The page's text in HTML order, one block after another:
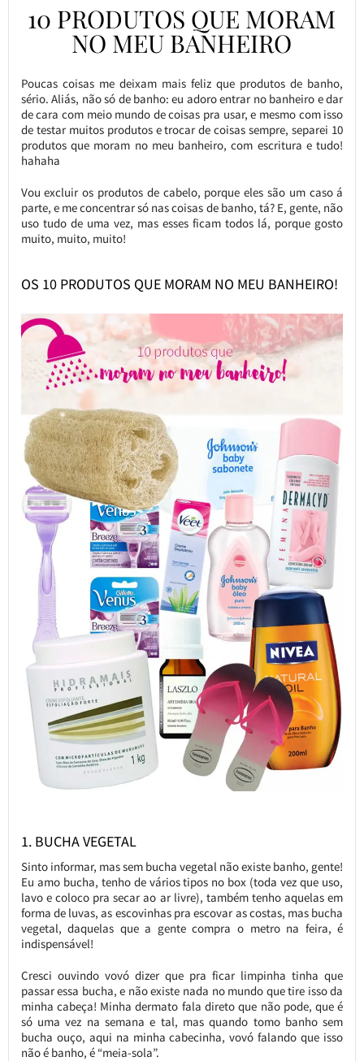
10 PRODUTOS QUE MORAM
NO MEU BANHEIRO
Poucas coisas me deixam mais feliz que produtos de banho,
sério. Aliás, não só de banho: eu adoro entrar no banheiro e dar
de cara com meio mundo de coisas pra usar, e mesmo com isso
de testar muitos produtos e trocar de coisas sempre, separei 10
produtos que moram no meu banheiro, com escritura e tudo!
hahaha
Vou excluir os produtos de cabelo, porque eles são um caso á
parte, e me concentrar só nas coisas de banho, tá? E, gente, não
uso tudo de uma vez, mas esses ficam todos lá, porque gosto
muito, muito, muito!
OS 10 PRODUTOS QUE MORAM NO MEU BANHEIRO!
1. BUCHA VEGETAL
Sinto informar, mas sem bucha vegetal não existe banho, gente!
Eu amo bucha, tenho de vários tipos no box (toda vez que uso,
lavo e coloco pra secar ao ar livre), também tenho aquelas em
forma de luvas, as escovinhas pra escovar as costas, mas bucha
vegetal, daquelas que a gente compra o metro na feira, é
indispensável!
Cresci ouvindo vovó dizer que pra ficar limpinha tinha que
passar essa bucha, e não existe nada no mundo que tire isso da
minha cabeça! Minha dermato fala direto que não pode, que é
só uma vez na semana e tal, mas quando tomo banho sem
bucha ouço, aqui na minha cabecinha, vovó falando que isso
não é banho, é “meia-sola”.